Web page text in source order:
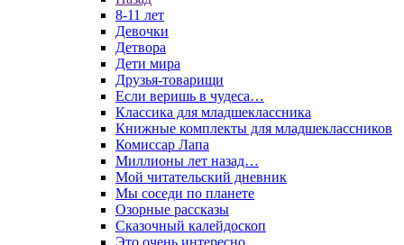
8-11 лет
Девочки
Детвора
Дети мира
Друзья-товарищи
Если веришь в чудеса…
Классика для младшеклассника
Книжные комплекты для младшеклассников
Комиссар Лапа
Миллионы лет назад…
Мой читательский дневник
Мы соседи по планете
Озорные рассказы
Сказочный калейдоскоп
Это очень интересно